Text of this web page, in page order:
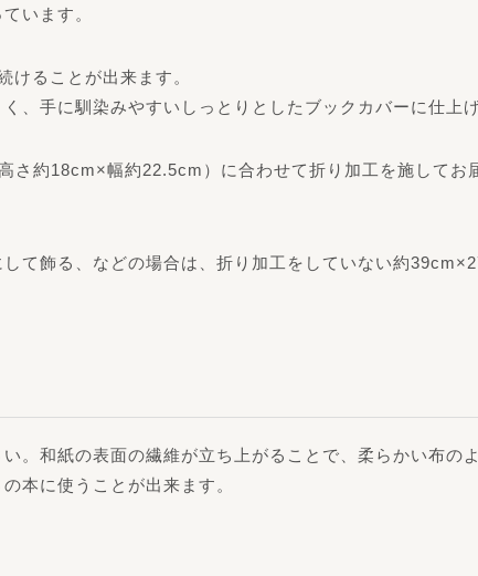
います。
ることが出来ます。
、手に馴染みやすいしっとりとしたブックカバーに仕上げ
約18cm×幅約22.5cm）に合わせて折り加工を施してお
て飾る、などの場合は、折り加工をしていない約
。和紙の表面の繊維が立ち上がることで、柔らかい布の
本に使うことが出来ます。